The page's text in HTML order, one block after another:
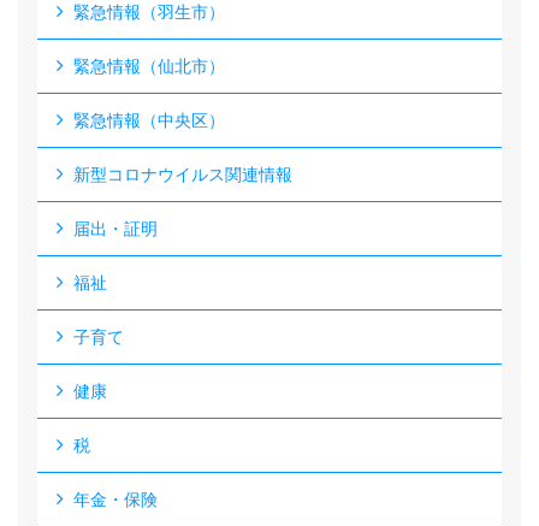
緊急情報（羽生市）
緊急情報（仙北市）
緊急情報（中央区）
新型コロナウイルス関連情報
届出・証明
福祉
子育て
健康
税
年金・保険